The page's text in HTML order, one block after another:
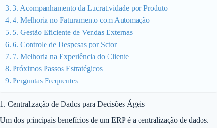
3. Acompanhamento da Lucratividade por Produto
4. Melhoria no Faturamento com Automação
5. Gestão Eficiente de Vendas Externas
6. Controle de Despesas por Setor
7. Melhoria na Experiência do Cliente
Próximos Passos Estratégicos
Perguntas Frequentes
1. Centralização de Dados para Decisões Ágeis
Um dos principais benefícios de um ERP é a centralização de dados.